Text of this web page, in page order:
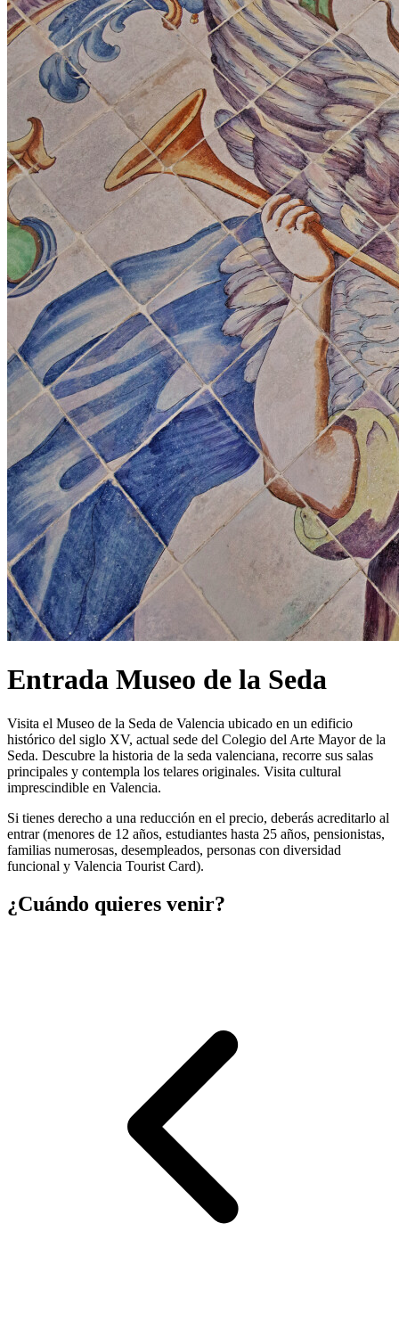
Entrada Museo de la Seda
Visita el Museo de la Seda de Valencia ubicado en un edificio
histórico del siglo XV, actual sede del Colegio del Arte Mayor de la
Seda. Descubre la historia de la seda valenciana, recorre sus salas
principales y contempla los telares originales. Visita cultural
imprescindible en Valencia.
Si tienes derecho a una reducción en el precio, deberás acreditarlo al
entrar (menores de 12 años, estudiantes hasta 25 años, pensionistas,
familias numerosas, desempleados, personas con diversidad
funcional y Valencia Tourist Card).
¿Cuándo quieres venir?